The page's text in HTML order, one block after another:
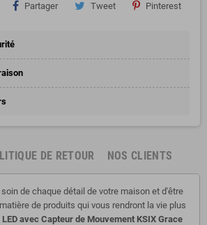
Partager Tweet Pinterest
DE RETOUR NOS CLIENTS
de chaque détail de votre maison et d'être
de produits qui vous rendront la vie plus
LED avec Capteur de Mouvement KSIX Grace